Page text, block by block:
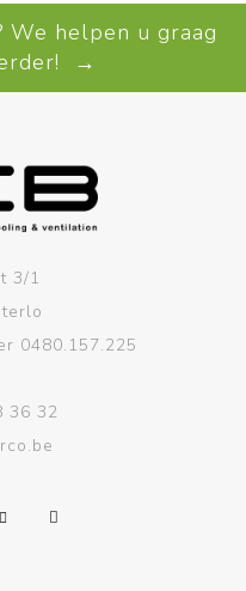
We helpen u graag
→
3/1
0480.157.225
36 32